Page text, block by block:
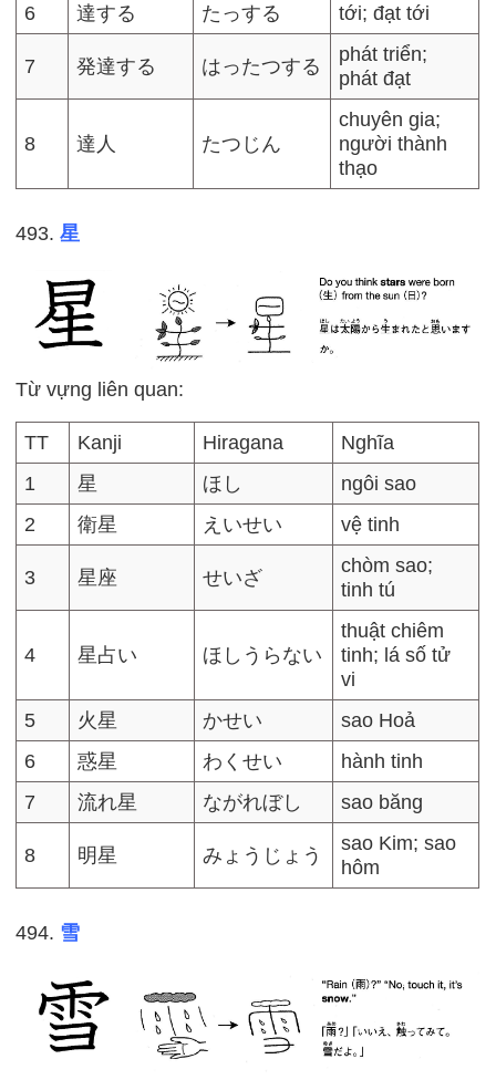
6
達する たっする tới; đạt tới
7 発達する はったつする
phát triển;
phát đạt
8 達人 たつじん
chuyên gia;
người thành
thạo
493.星
Từ vựng liên quan:
TT Kanji Hiragana
Nghĩa
1
星 ほし
ngôi sao
2
衛星 えいせい vệ tinh
3 星座 せいざ
chòm sao;
tinh tú
4 星占い ほしうらない
thuật chiêm
tinh; lá số tử
vi
5
火星 かせい
sao Hoả
6
惑星 わくせい
hành tinh
7
流れ星 ながれぼし sao băng
8 明星 みょうじょう
sao Kim; sao
hôm
494. 雪